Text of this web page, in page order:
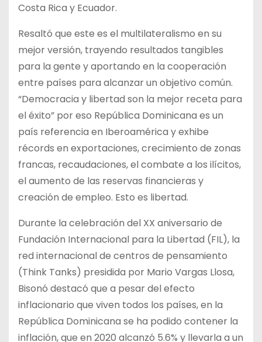
Costa Rica y Ecuador.
Resaltó que este es el multilateralismo en su
mejor versión, trayendo resultados tangibles
para la gente y aportando en la cooperación
entre países para alcanzar un objetivo común.
“Democracia y libertad son la mejor receta para
el éxito” por eso República Dominicana es un
país referencia en Iberoamérica y exhibe
récords en exportaciones, crecimiento de zonas
francas, recaudaciones, el combate a los ilícitos,
el aumento de las reservas financieras y
creación de empleo. Esto es libertad.
Durante la celebración del XX aniversario de
Fundación Internacional para la Libertad (FIL), la
red internacional de centros de pensamiento
(Think Tanks) presidida por Mario Vargas Llosa,
Bisonó destacó que a pesar del efecto
inflacionario que viven todos los países, en la
República Dominicana se ha podido contener la
inflación, que en 2020 alcanzó 5.6% y llevarla a un